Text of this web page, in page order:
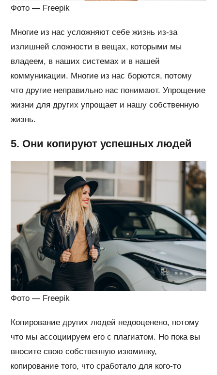
Фото — Freepik
Многие из нас усложняют себе жизнь из-за
излишней сложности в вещах, которыми мы
владеем, в наших системах и в нашей
коммуникации. Многие из нас борются, потому
что другие неправильно нас понимают. Упрощение
жизни для других упрощает и нашу собственную
жизнь.
5. Они копируют успешных людей
Фото — Freepik
Копирование других людей недооценено, потому
что мы ассоциируем его с плагиатом. Но пока вы
вносите свою собственную изюминку,
копирование того, что сработало для кого-то